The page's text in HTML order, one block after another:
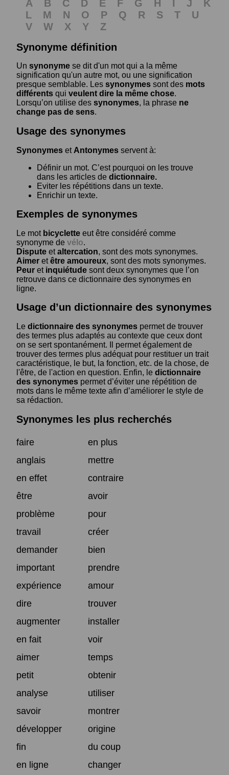
A B C D E F G H I J
K
L
M N O P Q R S T
U
V
W X Y
Z
Synonyme définition
Un synonyme se dit d'un mot qui a la même
signification qu'un autre mot, ou une signification
presque semblable. Les synonymes sont des mots
différents qui veulent dire la même chose.
Lorsqu’on utilise des synonymes, la phrase ne
change pas de sens.
Usage des synonymes
Synonymes et Antonymes servent à:
Définir un mot. C’est pourquoi on les trouve
dans les articles de dictionnaire.
Eviter les répétitions dans un texte.
Enrichir un texte.
Exemples de synonymes
Le mot bicyclette eut être considéré comme
synonyme de vélo.
Dispute etaltercation, sont des mots synonymes.
Aimer etêtre amoureux, sont des mots synonymes.
Peur et inquiétude sont deux synonymes que l’on
retrouve dans ce dictionnaire des synonymes en
ligne.
Usage d’un dictionnaire des synonymes
Le dictionnaire des synonymes permet de trouver
des termes plus adaptés au contexte que ceux dont
on se sert spontanément. Il permet également de
trouver des termes plus adéquat pour restituer un trait
caractéristique, le but, la fonction, etc. de la chose, de
l'être, de l'action en question. Enfin, le dictionnaire
des synonymes permet d’éviter une répétition de
mots dans le même texte afin d’améliorer le style de
sa rédaction.
Synonymes les plus recherchés
faire
en plus
anglais
mettre
en effet
contraire
être
avoir
problème
pour
travail
créer
demander
bien
important
prendre
expérience
amour
dire
trouver
augmenter
installer
en fait
voir
aimer
temps
petit
obtenir
analyse
utiliser
savoir
montrer
développer
origine
fin
du coup
en ligne
changer